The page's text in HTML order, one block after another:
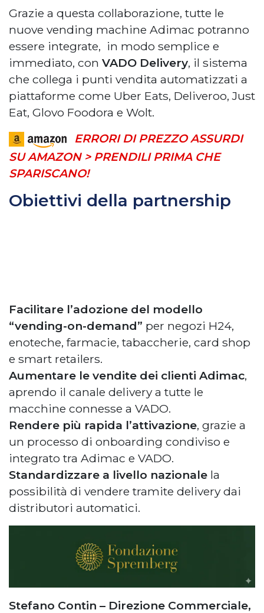
Grazie a questa collaborazione, tutte le
nuove vending machine Adimac potranno
essere integrate, in modo semplice e
immediato, con VADO Delivery, il sistema
che collega i punti vendita automatizzati a
piattaforme come Uber Eats, Deliveroo, Just
Eat, Glovo Foodora e Wolt.
ERRORI DI PREZZO ASSURDI
SU AMAZON > PRENDILI PRIMA CHE
SPARISCANO!
Obiettivi della partnership
Facilitare l’adozione del modello
“vending-on-demand” per negozi H24,
enoteche, farmacie, tabaccherie, card shop
e smart retailers.
Aumentare le vendite dei clienti Adimac,
aprendo il canale delivery a tutte le
macchine connesse a VADO.
Rendere più rapida l’attivazione, grazie a
un processo di onboarding condiviso e
integrato tra Adimac e VADO.
Standardizzare a livello nazionale la
possibilità di vendere tramite delivery dai
distributori automatici.
Stefano Contin – Direzione Commerciale,